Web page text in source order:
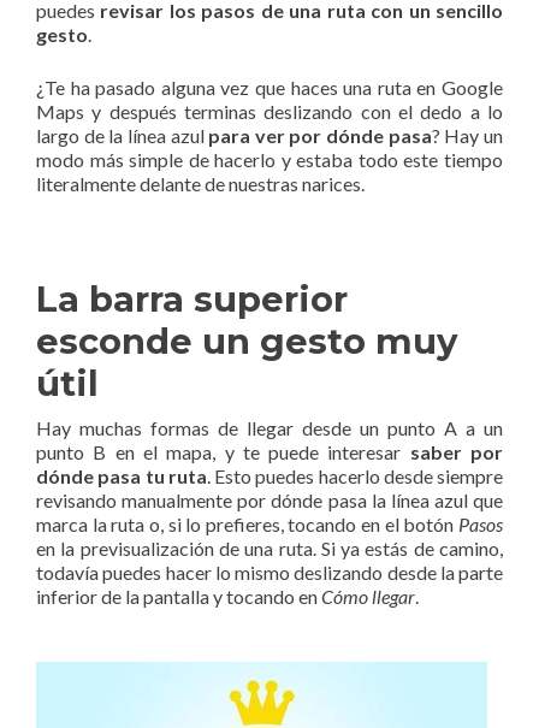
puedes revisar los pasos de una ruta con un sencillo
gesto
¿Te ha pasado alguna vez que haces una ruta en Google
Maps y después terminas deslizando con el dedo a lo
largo de la línea azul para ver por dónde pasa? Hay un
modo más simple de hacerlo y estaba todo este tiempo
literalmente delante de nuestras narices.
La barra superior
esconde un gesto muy
útil
Hay muchas formas de llegar desde un punto A a un
punto B en el mapa, y te puede interesar saber por
dónde pasa tu ruta . Esto puedes hacerlo desde siempre
revisando manualmente por dónde pasa la línea azul que
marca la ruta o, si lo prefieres, tocando en el botón Pasos
en la previsualización de una ruta. Si ya estás de camino,
todavía puedes hacer lo mismo deslizando desde la parte
inferior de la pantalla y tocando enCómo llegar